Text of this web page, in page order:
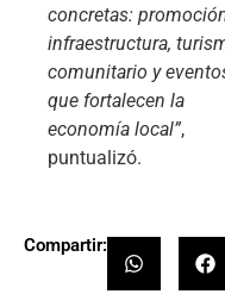
concretas:
infraestructura,
comunitario y
que fortalecen la
economía local”,
puntualizó.
Compartir: